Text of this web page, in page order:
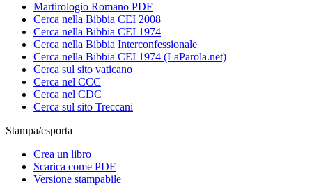
Martirologio Romano PDF
Cerca nella Bibbia CEI 2008
Cerca nella Bibbia CEI 1974
Cerca nella Bibbia Interconfessionale
Cerca nella Bibbia CEI 1974 (LaParola.net)
Cerca sul sito vaticano
Cerca nel CCC
Cerca nel CDC
Cerca sul sito Treccani
Stampa/esporta
Crea un libro
Scarica come PDF
Versione stampabile